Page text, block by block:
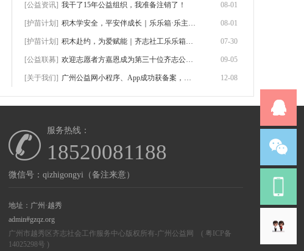
[公益资讯] 我干了15年公益组织，我准备注销了！ 08-01
[护苗计划] 积木学安全，平安伴成长｜乐乐箱·乐主题第 08-01
[护苗计划] 积木赴约，为爱赋能｜齐志社工乐乐箱首期志 07-30
[公益联募] 欢迎志愿者方嘉恩成为第三十位齐志公益联募 09-05
[关于我们] 广州公益网小程序、App成功获备案，附网站 12-08
服务热线：
18520081188
微信号：qizhigongyi（备注来意）
地址：广州·越秀
admin#gzqz.org
广州市越秀区齐志社会工作服务中心版权所有-广州公益网 ( 粤ICP备
14025298号 )